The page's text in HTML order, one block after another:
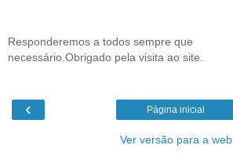
Responderemos a todos sempre que
necessário.Obrigado pela visita ao site.
‹ Página inicial
Ver versão para a web